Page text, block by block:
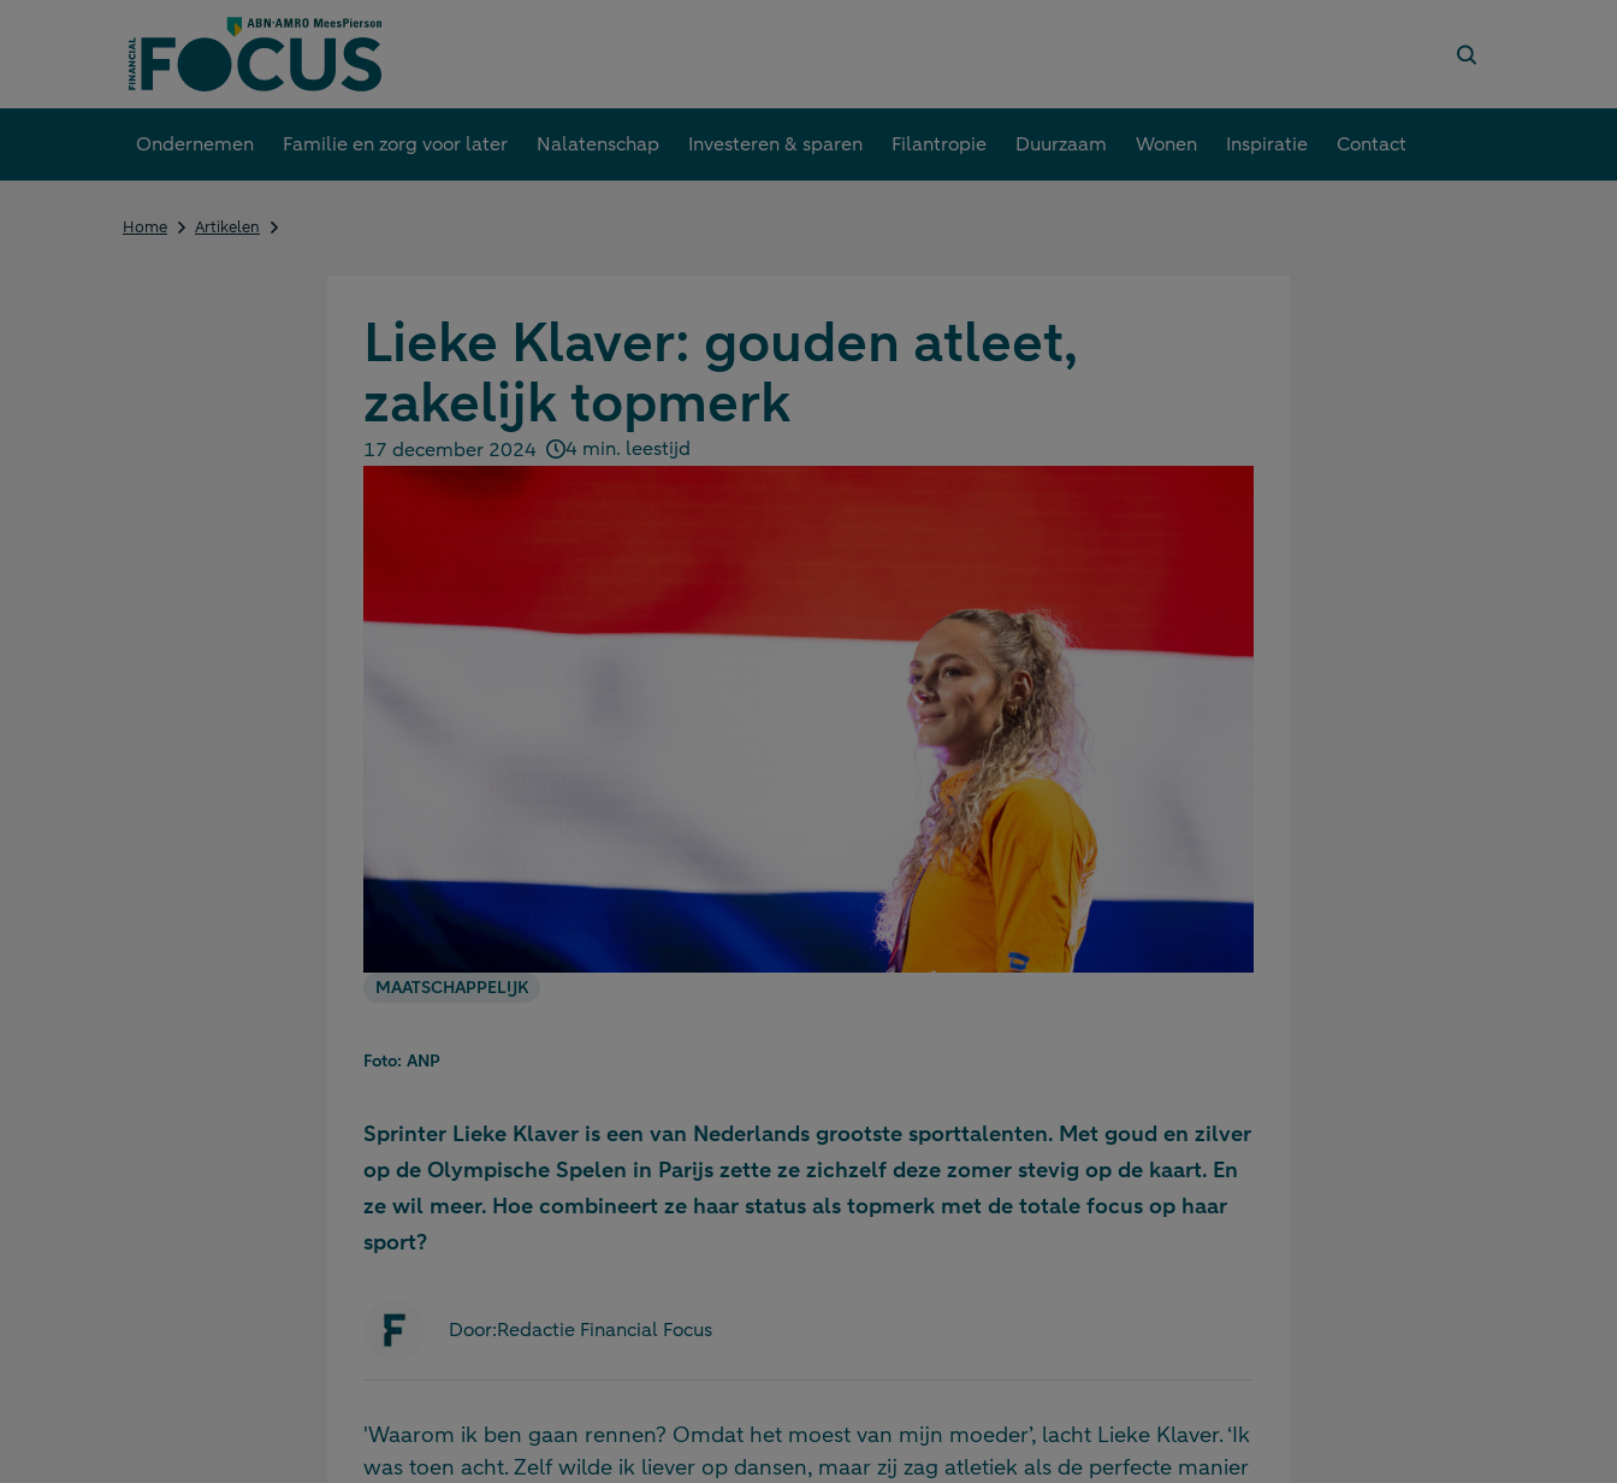
Ondernemen Familie en zorg voor later Nalatenschap Investeren & sparen Filantropie Duurzaam Wonen Inspiratie Contact
Home Artikelen
Lieke Klaver: gouden atleet,
zakelijk topmerk
Gepubliceerd op:
17 december 2024 4 min. leestijd
MAATSCHAPPELIJK
Foto: ANP
Sprinter Lieke Klaver is een van Nederlands grootste sporttalenten. Met goud en zilver
op de Olympische Spelen in Parijs zette ze zichzelf deze zomer stevig op de kaart. En
ze wil meer. Hoe combineert ze haar status als topmerk met de totale focus op haar
sport?
Door:Redactie Financial Focus
'Waarom ik ben gaan rennen? Omdat het moest van mijn moeder’, lacht Lieke Klaver. ‘Ik
was toen acht. Zelf wilde ik liever op dansen, maar zij zag atletiek als de perfecte manier